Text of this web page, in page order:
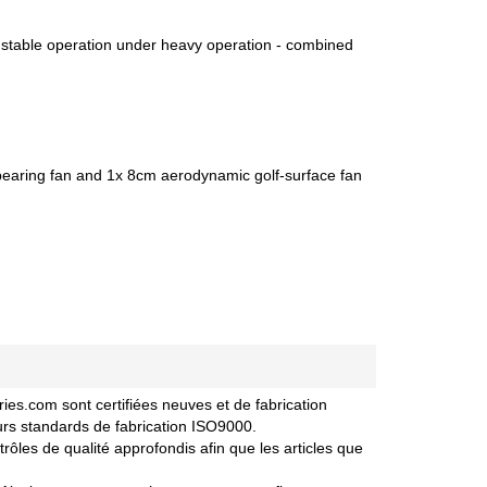
operation under heavy operation - combined
fan and 1x 8cm aerodynamic golf-surface fan
sont certifiées neuves et de fabrication
standards de fabrication ISO9000.
de qualité approfondis afin que les articles que